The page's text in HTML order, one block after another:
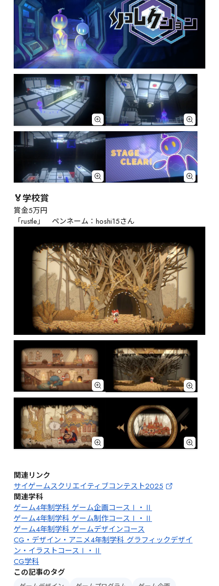
🏅学校賞
賞金5万円
「rustle」　ペンネーム：hoshi15さん
関連リンク
サイゲームスクリエイティブコンテスト2025
関連学科
ゲーム4年制学科 ゲーム企画コースⅠ・Ⅱ
ゲーム4年制学科 ゲーム制作コースⅠ・Ⅱ
ゲーム4年制学科 ゲームデザインコース
CG・デザイン・アニメ4年制学科 グラフィックデザイ
ン・イラストコースⅠ・Ⅱ
CG学科
この記事のタグ